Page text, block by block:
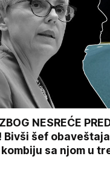
NESREĆE
Bivši šef
kombiju sa njom u